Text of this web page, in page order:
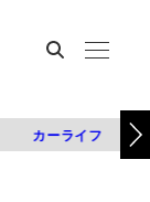
カーライフ